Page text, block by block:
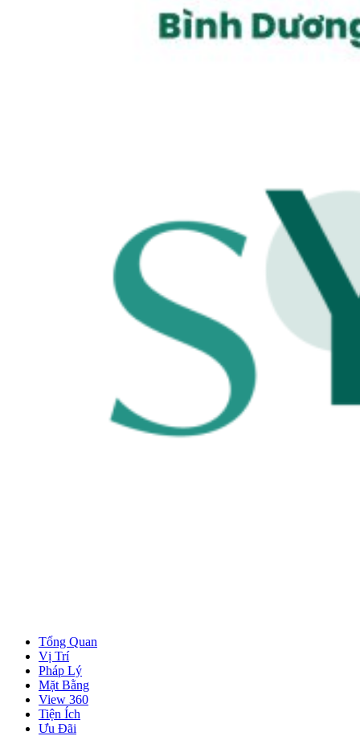
Tổng Quan
Vị Trí
Pháp Lý
Mặt Bằng
View 360
Tiện Ích
Ưu Đãi